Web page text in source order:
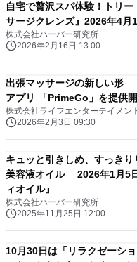
自宅で贅沢スパ体験！トリ
サージクレンズ』2026年4月
株式会社ハーバー研究所
2026年2月16日 13:00
出張マッサージの新しい形
アプリ 「PrimeGo」を提供
株式会社ライフエンターテイメン
2026年2月3日 09:30
キュッと引きしめ、すっき
美容液オイル 2026年1月5
ィオイル』
株式会社ハーバー研究所
2025年11月25日 12:00
10月30日は「リラクゼーシ